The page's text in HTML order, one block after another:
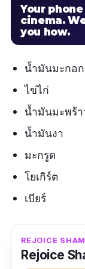
Your
cinema.
you how.
น้ำมันมะกอก
ไข่ไก่
น้ำมันมะพร้า
น้ำมันงา
มะกรูด
โยเกิร์ต
เบียร์
REJOICE
Rejoice